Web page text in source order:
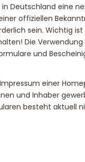
Deutschland eine
offiziellen
sein. Wichtig ist
Die Verwendung
und
einer
und Inhaber
besteht aktuell